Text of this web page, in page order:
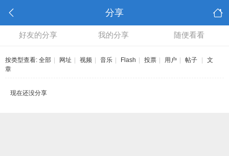
分享
好友的分享 我的分享 随便看看
按类型查看: 全部 网址 视频 音乐 Flash 投票 用户 帖子
文
章
现在还没分享